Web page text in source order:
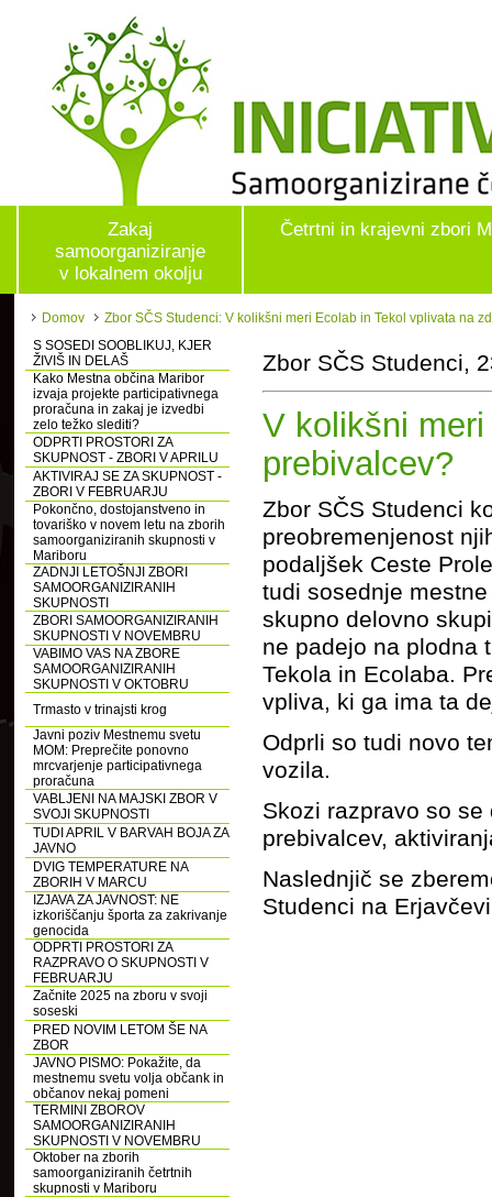
Zakaj
samoorganiziranje
v lokalnem okolju
Četrtni in krajevni zbori
Domov
Zbor SČS Studenci: V kolikšni meri Ecolab in Tekol vplivata na
S SOSEDI SOOBLIKUJ, KJER
ŽIVIŠ IN DELAŠ
Kako Mestna občina Maribor
izvaja projekte participativnega
proračuna in zakaj je izvedbi
zelo težko slediti?
ODPRTI PROSTORI ZA
SKUPNOST - ZBORI V APRILU
AKTIVIRAJ SE ZA SKUPNOST -
ZBORI V FEBRUARJU
Pokončno, dostojanstveno in
tovariško v novem letu na zborih
samoorganiziranih skupnosti v
Mariboru
ZADNJI LETOŠNJI ZBORI
SAMOORGANIZIRANIH
SKUPNOSTI
ZBORI SAMOORGANIZIRANIH
SKUPNOSTI V NOVEMBRU
VABIMO VAS NA ZBORE
SAMOORGANIZIRANIH
SKUPNOSTI V OKTOBRU
Trmasto v trinajsti krog
Javni poziv Mestnemu svetu
MOM: Preprečite ponovno
mrcvarjenje participativnega
proračuna
VABLJENI NA MAJSKI ZBOR V
SVOJI SKUPNOSTI
TUDI APRIL V BARVAH BOJA ZA
JAVNO
DVIG TEMPERATURE NA
ZBORIH V MARCU
IZJAVA ZA JAVNOST: NE
izkoriščanju športa za zakrivanje
genocida
ODPRTI PROSTORI ZA
RAZPRAVO O SKUPNOSTI V
FEBRUARJU
Začnite 2025 na zboru v svoji
soseski
PRED NOVIM LETOM ŠE NA
ZBOR
JAVNO PISMO: Pokažite, da
mestnemu svetu volja občank in
občanov nekaj pomeni
TERMINI ZBOROV
SAMOORGANIZIRANIH
SKUPNOSTI V NOVEMBRU
Oktober na zborih
samoorganiziranih četrtnih
skupnosti v Mariboru
Zbor SČS Studenci,
V kolikšni
prebivalcev?
Zbor SČS Studenci
preobremenjenost
podaljšek Ceste
tudi sosednje
skupno delovno
ne padejo na plodna
Tekola in Ecolaba.
vpliva, ki ga ima ta
Odprli so tudi novo
vozila.
Skozi razpravo so
prebivalcev,
Naslednjič se
Studenci na